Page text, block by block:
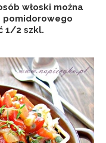
włoski można
pomidorowego
1/2 szkl.